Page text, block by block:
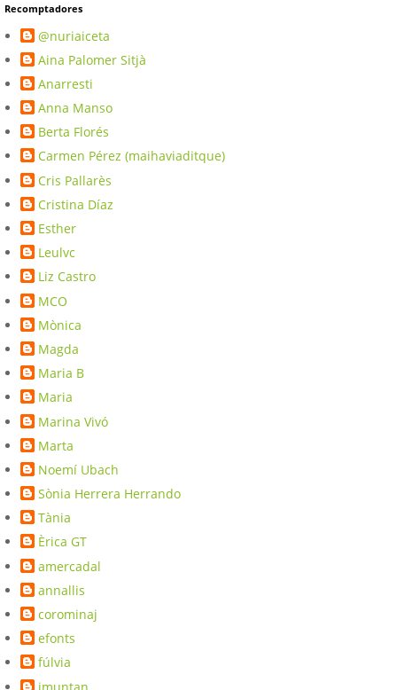
Recomptadores
@nuriaiceta
Aina Palomer Sitjà
Anarresti
Anna Manso
Berta Florés
Carmen Pérez (maihaviaditque)
Cris Pallarès
Cristina Díaz
Esther
Leulvc
Liz Castro
MCO
Mònica
Magda
Maria B
Maria
Marina Vivó
Marta
Noemí Ubach
Sònia Herrera Herrando
Tània
Èrica GT
amercadal
annallis
corominaj
efonts
fúlvia
imuntan